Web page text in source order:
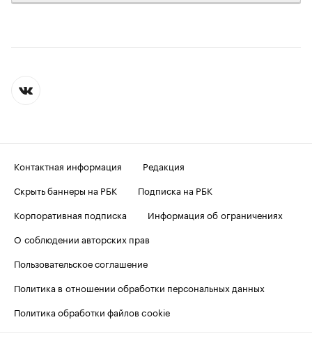
Контактная информация
Редакция
Скрыть баннеры на РБК
Подписка на РБК
Корпоративная подписка
Информация об ограничениях
О соблюдении авторских прав
Пользовательское соглашение
Политика в отношении обработки персональных данных
Политика обработки файлов cookie